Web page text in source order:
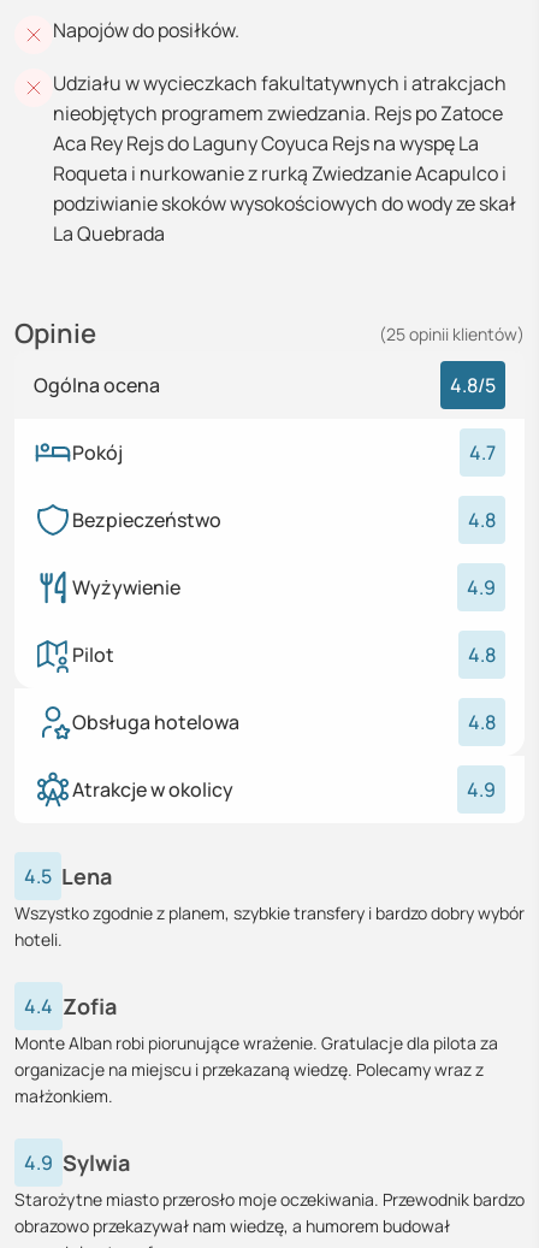
Napojów do posiłków.
Udziału w wycieczkach fakultatywnych i atrakcjach
nieobjętych programem zwiedzania. Rejs po Zatoce
Aca Rey Rejs do Laguny Coyuca Rejs na wyspę La
Roqueta i nurkowanie z rurką Zwiedzanie Acapulco i
podziwianie skoków wysokościowych do wody ze skał
La Quebrada
Opinie (25opinii klientów)
Ogólna ocena 4.8/5
Pokój 4.7
Bezpieczeństwo 4.8
Wyżywienie 4.9
Pilot 4.8
Obsługa hotelowa 4.8
Atrakcje w okolicy 4.9
4.5 Lena
Wszystko zgodnie z planem, szybkie transfery i bardzo dobry wybór
hoteli.
4.4 Zofia
Monte Alban robi piorunujące wrażenie. Gratulacje dla pilota za
organizacje na miejscu i przekazaną wiedzę. Polecamy wraz z
małżonkiem.
4.9 Sylwia
Starożytne miasto przerosło moje oczekiwania. Przewodnik bardzo
obrazowo przekazywał nam wiedzę, a humorem budował